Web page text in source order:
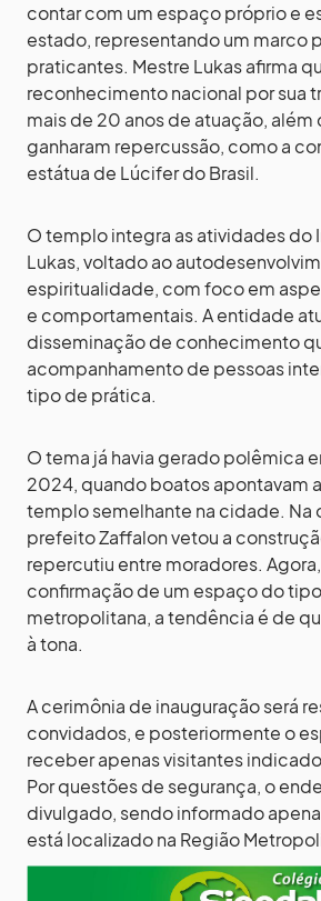
contar com um espaço próprio e
estado, representando um marco
praticantes. Mestre Lukas afirma
reconhecimento nacional por sua
mais de 20 anos de atuação, além
ganharam repercussão, como a
estátua de Lúcifer do Brasil.
O templo integra as atividades do
Lukas, voltado ao
espiritualidade, com foco em
e comportamentais. A entidade
disseminação de conhecimento
acompanhamento de pessoas
tipo de prática.
O tema já havia gerado polêmica
2024, quando boatos apontavam
templo semelhante na cidade. Na
prefeito Zaffalon vetou a
repercutiu entre moradores.
confirmação de um espaço do
metropolitana, a tendência é de
à tona.
A cerimônia de inauguração será
convidados, e posteriormente o
receber apenas visitantes
Por questões de segurança, o
divulgado, sendo informado
está localizado na Região